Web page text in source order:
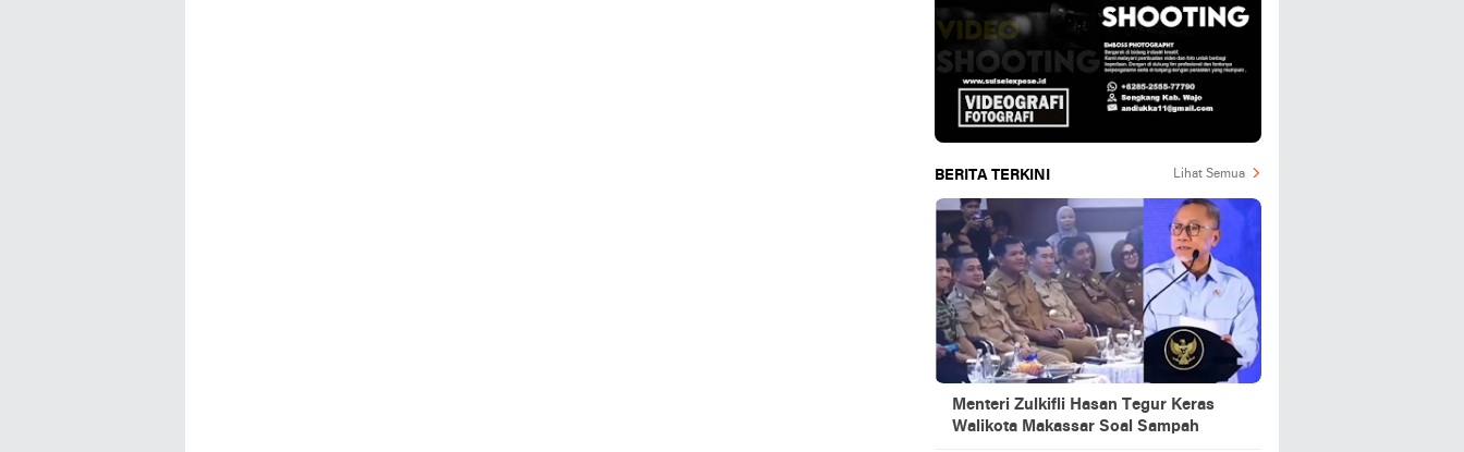
BERITA TERKINI Lihat Semua
Menteri Zulkifli Hasan Tegur Keras
Walikota Makassar Soal Sampah